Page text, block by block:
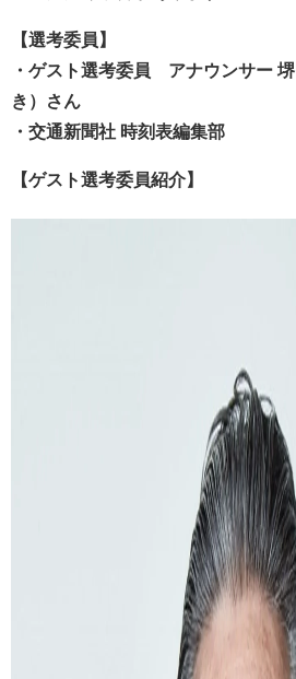
【選考委員】
・ゲスト選考委員 アナウンサー
き）さん
・交通新聞社 時刻表編集部
【ゲスト選考委員紹介】